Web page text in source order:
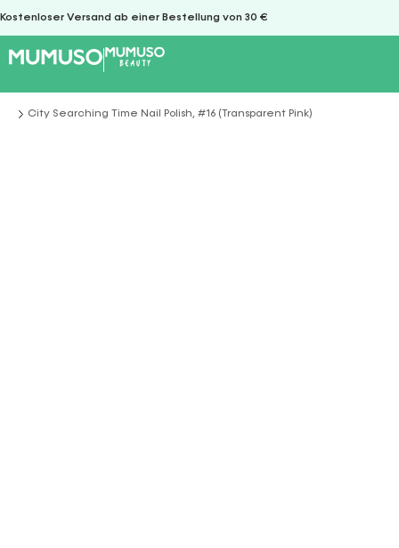
Kostenloser Versand ab einer Bestellung von 30 €
Sie befinden sich hier:
City Searching Time Nail Polish, #16 (Transparent Pink)